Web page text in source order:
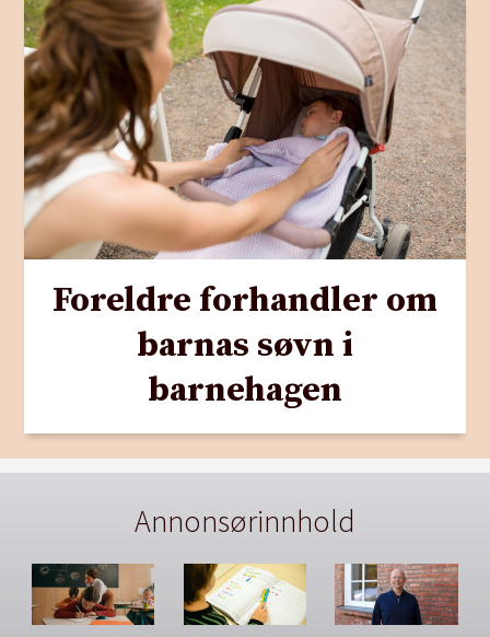
Foreldre forhandler om
barnas søvn i
barnehagen
Annonsørinnhold